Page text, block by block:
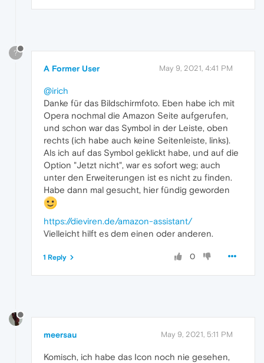
?
A Former User May 9, 2021, 4:41 PM
@irich
Danke für das Bildschirmfoto. Eben habe ich mit
Opera nochmal die Amazon Seite aufgerufen,
und schon war das Symbol in der Leiste, oben
rechts (ich habe auch keine Seitenleiste, links).
Als ich auf das Symbol geklickt habe, und auf die
Option "Jetzt nicht", war es sofort weg; auch
unter den Erweiterungen ist es nicht zu finden.
Habe dann mal gesucht, hier fündig geworden
https://dieviren.de/amazon-assistant/
Vielleicht hilft es dem einen oder anderen.
0
1 Reply
meersau May 9, 2021, 5:11 PM
Komisch, ich habe das Icon noch nie gesehen,